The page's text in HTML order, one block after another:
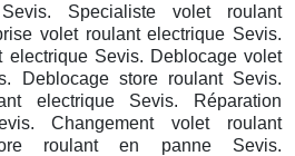
Specialiste volet roulant
volet roulant electrique Sevis.
electrique Sevis. Deblocage volet
Deblocage store roulant Sevis.
electrique Sevis. Réparation
Changement volet roulant
roulant en panne Sevis.